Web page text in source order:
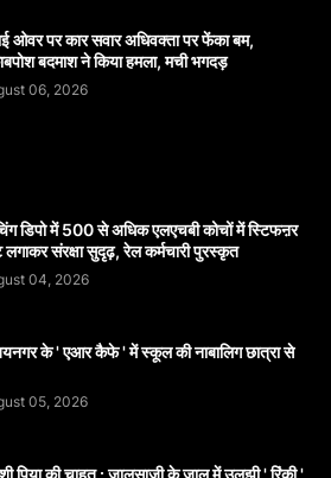
ओवर पर कार सवार अधिवक्ता पर फेंका बम,
बदमाश ने किया हमला, मची भगदड़
06, 2026
डिपो में 500 से अधिक एलएचबी कोचों में स्टिफऩर
लगाकर संरक्षा सुदृढ़, रेल कर्मचारी पुरस्कृत
04, 2026
के ' एआर कैफे ' में स्कूल की नाबालिग छात्रा से
05, 2026